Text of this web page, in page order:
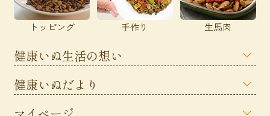
トッピング 手作り 生馬肉
健康いぬ生活の想い
健康いぬだより